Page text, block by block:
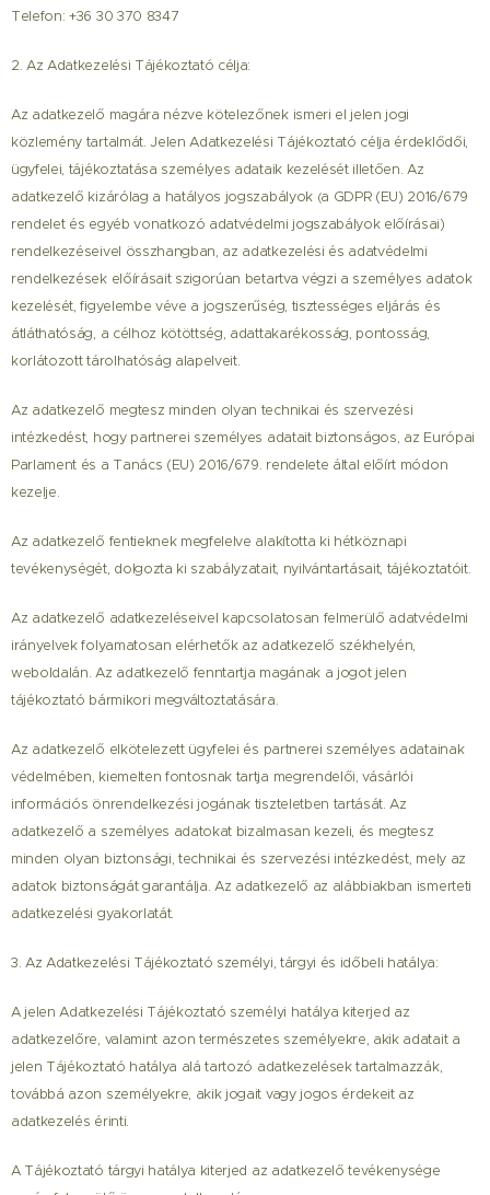
Telefon: +36 30 370 8347
2. Az Adatkezelési Tájékoztató célja:
Az adatkezelő magára nézve kötelezőnek ismeri el jelen jogi
közlemény tartalmát. Jelen Adatkezelési Tájékoztató célja érdeklődői,
ügyfelei, tájékoztatása személyes adataik kezelését illetően. Az
adatkezelő kizárólag a hatályos jogszabályok (a GDPR (EU) 2016/679
rendelet és egyéb vonatkozó adatvédelmi jogszabályok előírásai)
rendelkezéseivel összhangban, az adatkezelési és adatvédelmi
rendelkezések előírásait szigorúan betartva végzi a személyes adatok
kezelését, figyelembe véve a jogszerűség, tisztességes eljárás és
átláthatóság, a célhoz kötöttség, adattakarékosság, pontosság,
korlátozott tárolhatóság alapelveit.
Az adatkezelő megtesz minden olyan technikai és szervezési
intézkedést, hogy partnerei személyes adatait biztonságos, az Európai
Parlament és a Tanács (EU) 2016/679. rendelete által előírt módon
kezelje.
Az adatkezelő fentieknek megfelelve alakította ki hétköznapi
tevékenységét, dolgozta ki szabályzatait, nyilvántartásait, tájékoztatóit.
Az adatkezelő adatkezeléseivel kapcsolatosan felmerülő adatvédelmi
irányelvek folyamatosan elérhetők az adatkezelő székhelyén,
weboldalán. Az adatkezelő fenntartja magának a jogot jelen
tájékoztató bármikori megváltoztatására.
Az adatkezelő elkötelezett ügyfelei és partnerei személyes adatainak
védelmében, kiemelten fontosnak tartja megrendelői, vásárlói
információs önrendelkezési jogának tiszteletben tartását. Az
adatkezelő a személyes adatokat bizalmasan kezeli, és megtesz
minden olyan biztonsági, technikai és szervezési intézkedést, mely az
adatok biztonságát garantálja. Az adatkezelő az alábbiakban ismerteti
adatkezelési gyakorlatát.
3. Az Adatkezelési Tájékoztató személyi, tárgyi és időbeli hatálya:
A jelen Adatkezelési Tájékoztató személyi hatálya kiterjed az
adatkezelőre, valamint azon természetes személyekre, akik adatait a
jelen Tájékoztató hatálya alá tartozó adatkezelések tartalmazzák,
továbbá azon személyekre, akik jogait vagy jogos érdekeit az
adatkezelés érinti.
A Tájékoztató tárgyi hatálya kiterjed az adatkezelő tevékenysége